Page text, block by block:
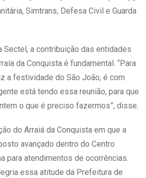
Simtrans, Defesa Civil e Guarda
Sectel, a contribuição das entidades
da Conquista é fundamental. “Para
a festividade do São João, é com
está tendo essa reunião, para que
o que é preciso fazermos”, disse.
do Arraiá da Conquista em que a
avançado dentro do Centro
para atendimentos de ocorrências.
essa atitude da Prefeitura de